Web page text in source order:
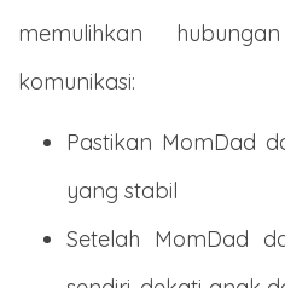
memulihkan
komunikasi:
Pastikan MomDad
yang stabil
Setelah MomDad